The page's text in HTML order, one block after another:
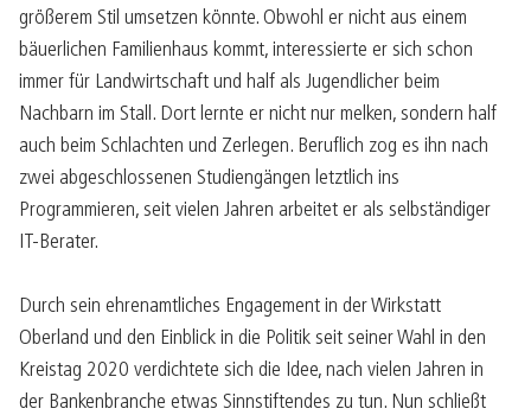
größerem Stil umsetzen könnte. Obwohl er nicht aus einem
bäuerlichen Familienhaus kommt, interessierte er sich schon
immer für Landwirtschaft und half als Jugendlicher beim
Nachbarn im Stall. Dort lernte er nicht nur melken, sondern half
auch beim Schlachten und Zerlegen. Beruflich zog es ihn nach
zwei abgeschlossenen Studiengängen letztlich ins
Programmieren, seit vielen Jahren arbeitet er als selbständiger
IT-Berater.
Durch sein ehrenamtliches Engagement in der Wirkstatt
Oberland und den Einblick in die Politik seit seiner Wahl in den
Kreistag 2020 verdichtete sich die Idee, nach vielen Jahren in
der Bankenbranche etwas Sinnstiftendes zu tun. Nun schließt